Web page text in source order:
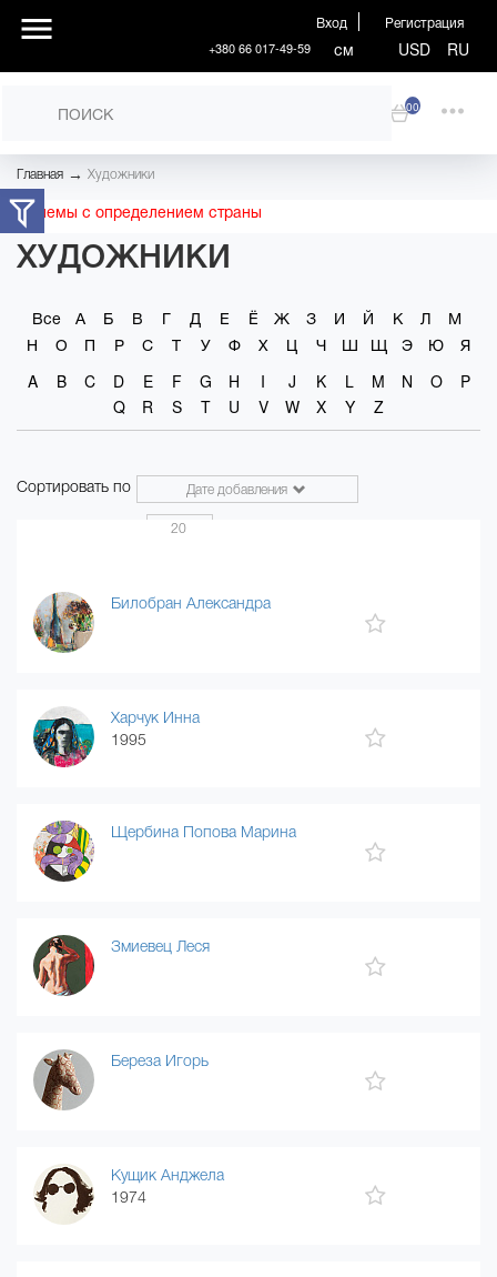
Вход Регистрация
+380 66 017-49-59 см USD RU
00
Главная → Художники
Проблемы с определением страны
ХУДОЖНИКИ
Все А Б В Г Д Е Ё Ж З И Й К Л
М
Н
О П Р С Т У Ф Х Ц Ч Ш Щ Э Ю
Я
A
B C D E F G H I J K L M N O
P
Q
R S T U V W X Y Z
Сортировать по Дате добавления
20
Билобран Александра
Харчук Инна
1995
Щербина Попова Марина
Змиевец Леся
Береза Игорь
Кущик Анджела
1974